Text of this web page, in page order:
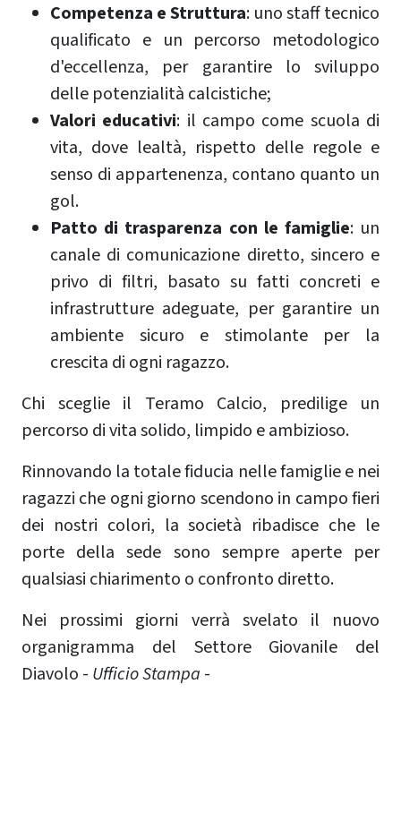
Competenza e Struttura: uno staff tecnico
qualificato e un percorso metodologico
d'eccellenza, per garantire lo sviluppo
delle potenzialità calcistiche;
Valori educativi: il campo come scuola di
vita, dove lealtà, rispetto delle regole e
senso di appartenenza, contano quanto un
gol.
Patto di trasparenza con le famiglie: un
canale di comunicazione diretto, sincero e
privo di filtri, basato su fatti concreti e
infrastrutture adeguate, per garantire un
ambiente sicuro e stimolante per la
crescita di ogni ragazzo.
Chi sceglie il Teramo Calcio, predilige un
percorso di vita solido, limpido e ambizioso.
Rinnovando la totale fiducia nelle famiglie e nei
ragazzi che ogni giorno scendono in campo fieri
dei nostri colori, la società ribadisce che le
porte della sede sono sempre aperte per
qualsiasi chiarimento o confronto diretto.
Nei prossimi giorni verrà svelato il nuovo
organigramma del Settore Giovanile del
Diavolo - Ufficio Stampa -